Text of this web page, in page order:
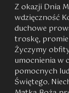
Z okazji Dnia
wdzięczność
duchowe
troskę,
Życzymy
umocnienia w
pomocnych
Świętego.